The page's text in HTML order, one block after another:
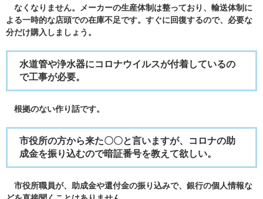
なくなりません。メーカーの生産体制は整っており、輸送体制に
よる一時的な店頭での在庫不足です。すぐに回復するので、必要な
分だけ購入しましょう。
水道管や浄水器にコロナウイルスが付着しているの
で工事が必要。
根拠のない作り話です。
市役所の方から来た〇〇と言いますが、コロナの助
成金を振り込むので暗証番号を教えて欲しい。
市役所職員が、助成金や還付金の振り込みで、銀行の個人情報な